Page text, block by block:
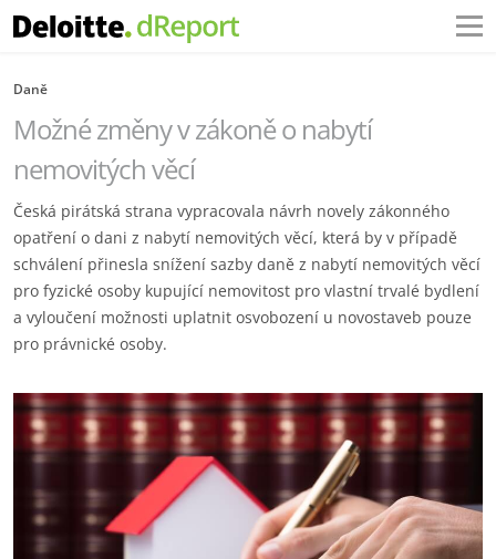
Daně
Možné změny v zákoně o nabytí
nemovitých věcí
Česká pirátská strana vypracovala návrh novely zákonného
opatření o dani z nabytí nemovitých věcí, která by v případě
schválení přinesla snížení sazby daně z nabytí nemovitých věcí
pro fyzické osoby kupující nemovitost pro vlastní trvalé bydlení
a vyloučení možnosti uplatnit osvobození u novostaveb pouze
pro právnické osoby.